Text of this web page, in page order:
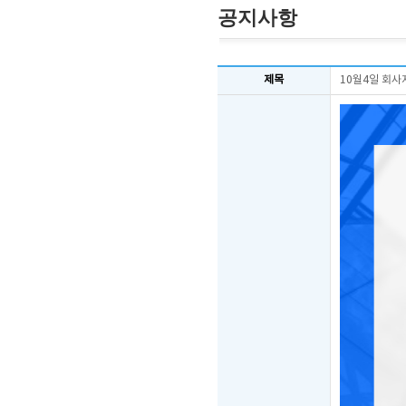
공지사항
제목 10월4일 회사